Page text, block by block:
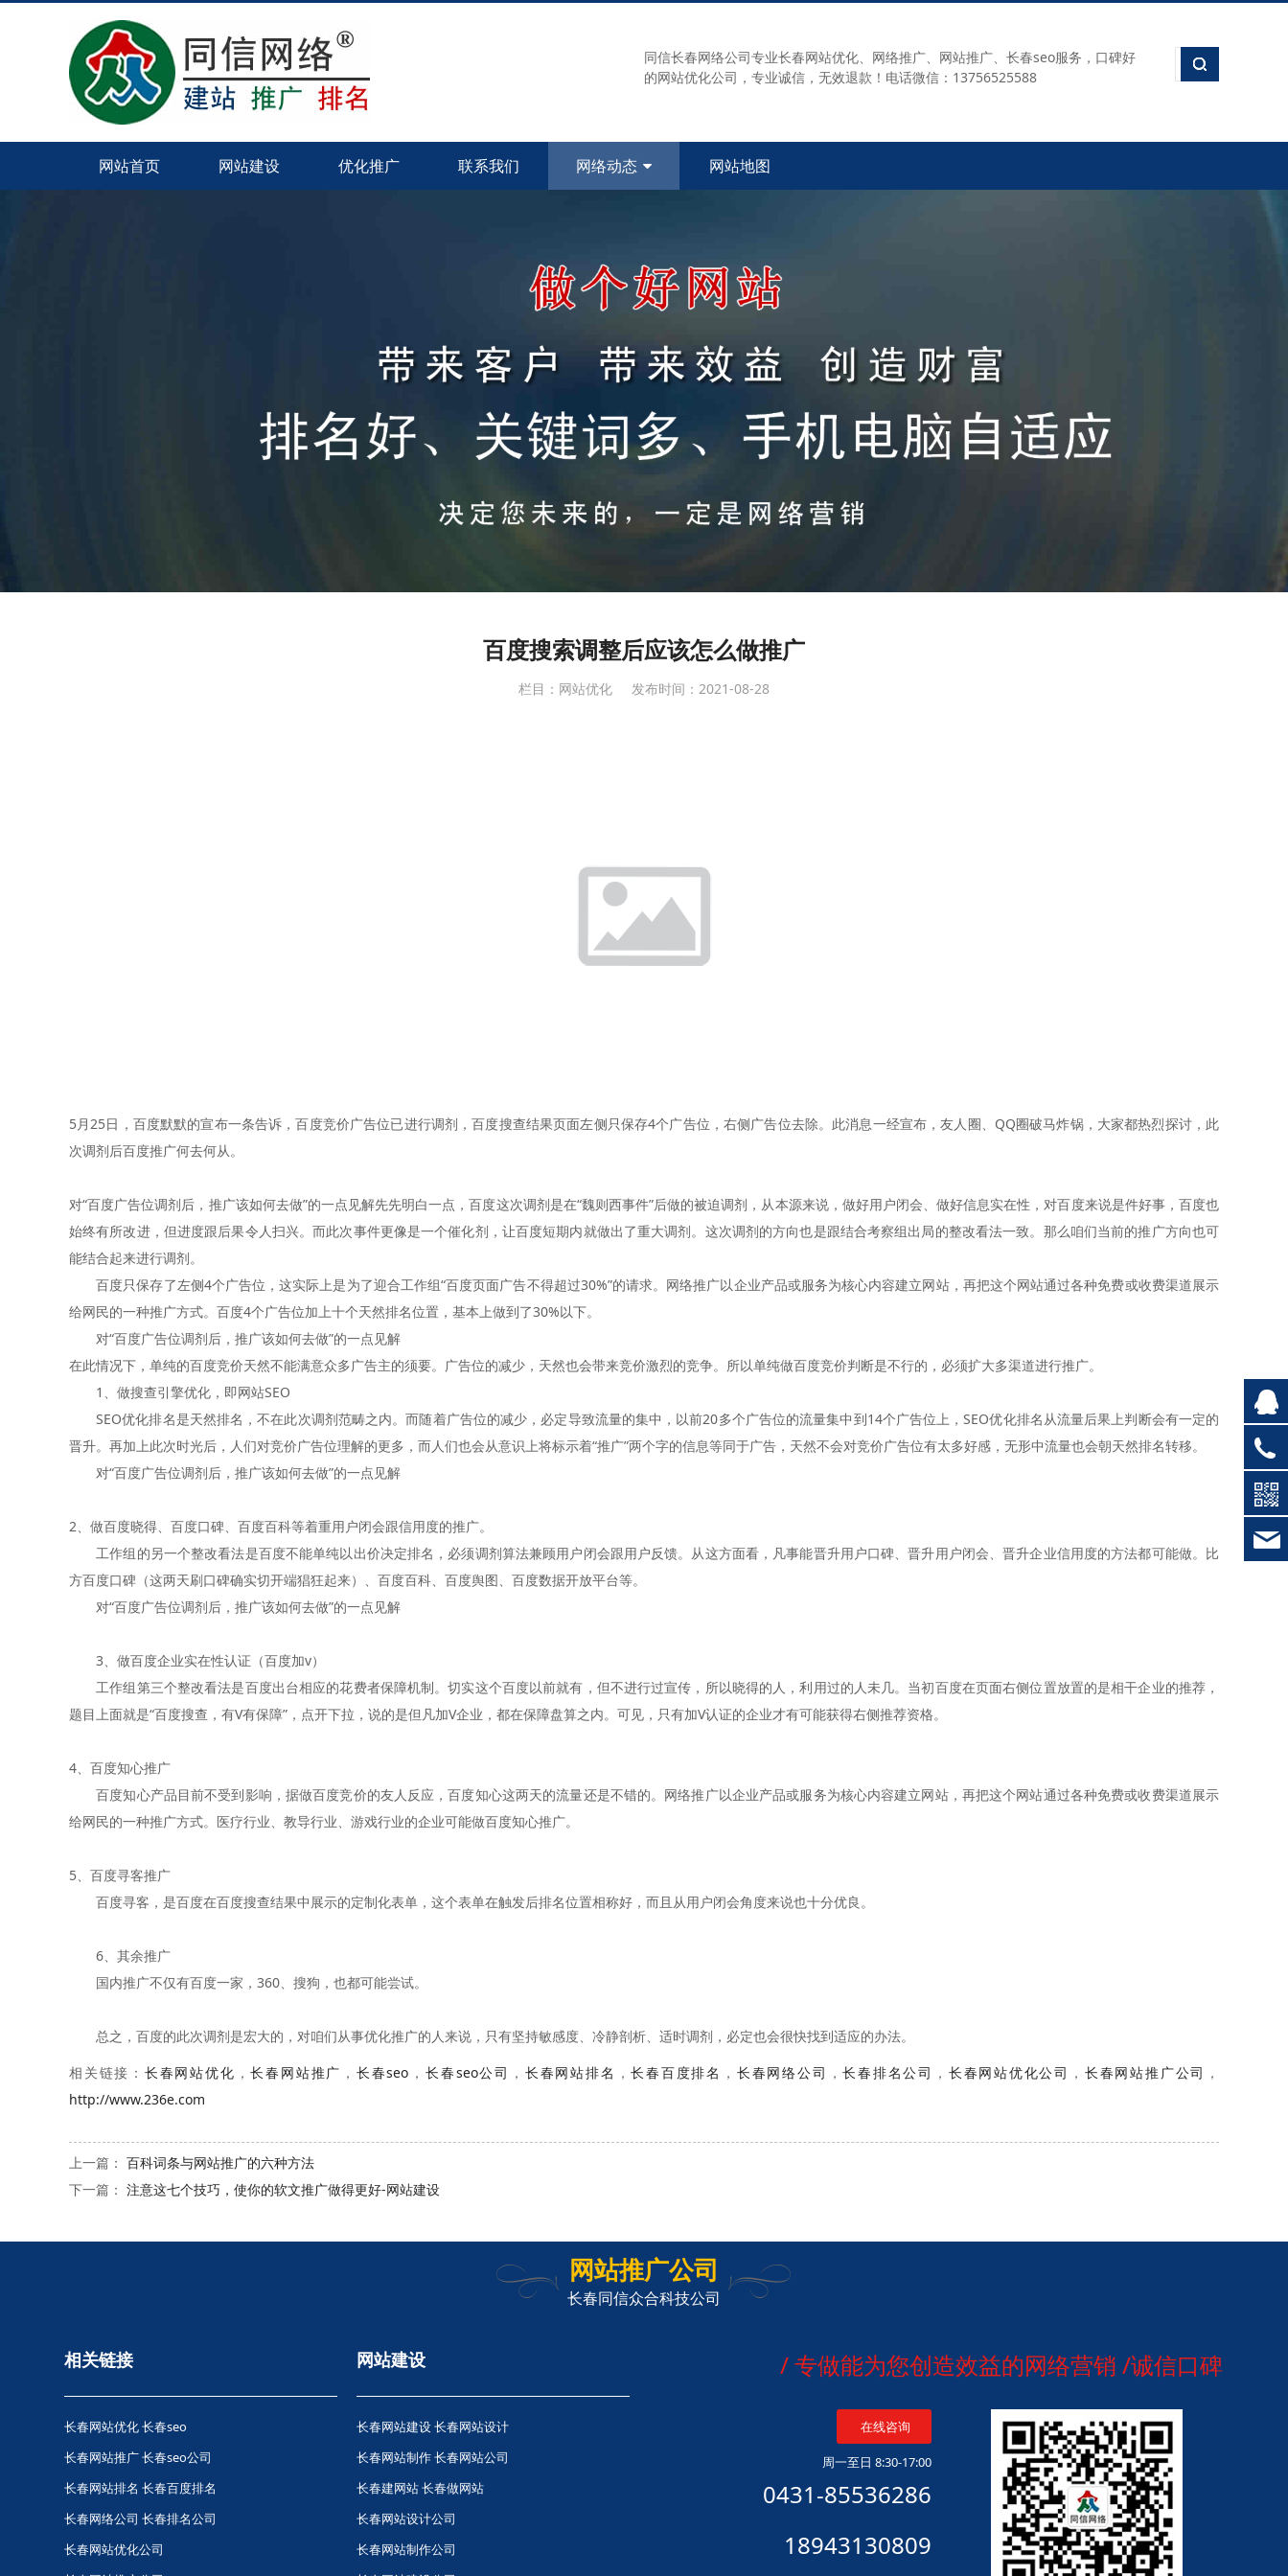
同信长春网络公司专业长春网站优化、网络推广、网站推广、长春seo服务，口碑好
的网站优化公司，专业诚信，无效退款！电话微信：13756525588
网站首页 网站建设 优化推广 联系我们 网络动态 网站地图
百度搜索调整后应该怎么做推广
栏目：网站优化 发布时间：2021-08-28
5月25日，百度默默的宣布一条告诉，百度竞价广告位已进行调剂，百度搜查结果页面左侧只保存4个广告位，右侧广告位去除。此消息一经宣布，友人圈、QQ圈破马炸锅，大家都热烈探讨，此
次调剂后百度推广何去何从。
对“百度广告位调剂后，推广该如何去做”的一点见解先先明白一点，百度这次调剂是在“魏则西事件”后做的被迫调剂，从本源来说，做好用户闭会、做好信息实在性，对百度来说是件好事，百度也
始终有所改进，但进度跟后果令人扫兴。而此次事件更像是一个催化剂，让百度短期内就做出了重大调剂。这次调剂的方向也是跟结合考察组出局的整改看法一致。那么咱们当前的推广方向也可
能结合起来进行调剂。
百度只保存了左侧4个广告位，这实际上是为了迎合工作组“百度页面广告不得超过30%”的请求。网络推广以企业产品或服务为核心内容建立网站，再把这个网站通过各种免费或收费渠道展示
给网民的一种推广方式。百度4个广告位加上十个天然排名位置，基本上做到了30%以下。
对“百度广告位调剂后，推广该如何去做”的一点见解
在此情况下，单纯的百度竞价天然不能满意众多广告主的须要。广告位的减少，天然也会带来竞价激烈的竞争。所以单纯做百度竞价判断是不行的，必须扩大多渠道进行推广。
1、做搜查引擎优化，即网站SEO
SEO优化排名是天然排名，不在此次调剂范畴之内。而随着广告位的减少，必定导致流量的集中，以前20多个广告位的流量集中到14个广告位上，SEO优化排名从流量后果上判断会有一定的
晋升。再加上此次时光后，人们对竞价广告位理解的更多，而人们也会从意识上将标示着“推广”两个字的信息等同于广告，天然不会对竞价广告位有太多好感，无形中流量也会朝天然排名转移。
对“百度广告位调剂后，推广该如何去做”的一点见解
2、做百度晓得、百度口碑、百度百科等着重用户闭会跟信用度的推广。
工作组的另一个整改看法是百度不能单纯以出价决定排名，必须调剂算法兼顾用户闭会跟用户反馈。从这方面看，凡事能晋升用户口碑、晋升用户闭会、晋升企业信用度的方法都可能做。比
方百度口碑（这两天刷口碑确实切开端猖狂起来）、百度百科、百度舆图、百度数据开放平台等。
对“百度广告位调剂后，推广该如何去做”的一点见解
3、做百度企业实在性认证（百度加v）
工作组第三个整改看法是百度出台相应的花费者保障机制。切实这个百度以前就有，但不进行过宣传，所以晓得的人，利用过的人未几。当初百度在页面右侧位置放置的是相干企业的推荐，
题目上面就是“百度搜查，有V有保障”，点开下拉，说的是但凡加V企业，都在保障盘算之内。可见，只有加V认证的企业才有可能获得右侧推荐资格。
4、百度知心推广
百度知心产品目前不受到影响，据做百度竞价的友人反应，百度知心这两天的流量还是不错的。网络推广以企业产品或服务为核心内容建立网站，再把这个网站通过各种免费或收费渠道展示
给网民的一种推广方式。医疗行业、教导行业、游戏行业的企业可能做百度知心推广。
5、百度寻客推广
百度寻客，是百度在百度搜查结果中展示的定制化表单，这个表单在触发后排名位置相称好，而且从用户闭会角度来说也十分优良。
6、其余推广
国内推广不仅有百度一家，360、搜狗，也都可能尝试。
总之，百度的此次调剂是宏大的，对咱们从事优化推广的人来说，只有坚持敏感度、冷静剖析、适时调剂，必定也会很快找到适应的办法。
相关链接： 长春网站优化 ，长春网站推广 ， 长春seo ，长春seo公司 ， 长春网站排名 ，长春百度排名 ， 长春网络公司 ，长春排名公司 ， 长春网站优化公司 ， 长春网站推广公司 ，
http://www.236e.com
上一篇： 百科词条与网站推广的六种方法
下一篇： 注意这七个技巧，使你的软文推广做得更好-网站建设
网站推广公司
长春同信众合科技公司
相关链接
长春网站优化长春seo
长春网站推广长春seo公司
长春网站排名 长春百度排名
长春网络公司 长春排名公司
长春网站优化公司
网站建设
长春网站建设 长春网站设计
长春网站制作 长春网站公司
长春建网站 长春做网站
长春网站设计公司
长春网站制作公司
/ 专做能为您创造效益的网络营销 /诚信口碑
在线咨询
周一至日 8:30-17:00
0431-85536286
18943130809